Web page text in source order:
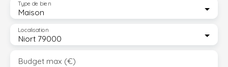
Maison
Type de bien
Niort 79000
Localisation
Budget max (€)